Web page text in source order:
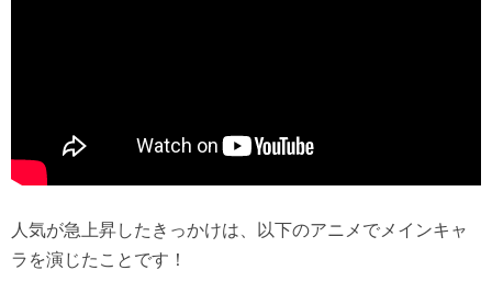
人気が急上昇したきっかけは、以下のアニメでメインキャ
ラを演じたことです！